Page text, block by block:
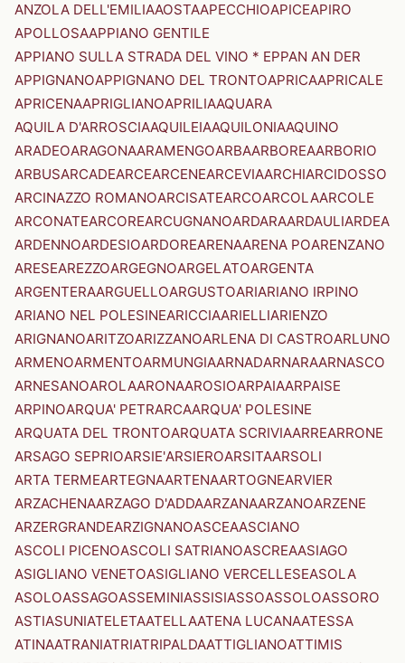
ANZOLA DELL'EMILIAAOSTAAPECCHIOAPICEAPIRO
APOLLOSAAPPIANO GENTILE
APPIANO SULLA STRADA DEL VINO * EPPAN AN DER
APPIGNANOAPPIGNANO DEL TRONTOAPRICAAPRICALE
APRICENAAPRIGLIANOAPRILIAAQUARA
AQUILA D'ARROSCIAAQUILEIAAQUILONIAAQUINO
ARADEOARAGONAARAMENGOARBAARBOREAARBORIO
ARBUSARCADEARCEARCENEARCEVIAARCHIARCIDOSSO
ARCINAZZO ROMANOARCISATEARCOARCOLAARCOLE
ARCONATEARCOREARCUGNANOARDARAARDAULIARDEA
ARDENNOARDESIOARDOREARENAARENA POARENZANO
ARESEAREZZOARGEGNOARGELATOARGENTA
ARGENTERAARGUELLOARGUSTOARIARIANO IRPINO
ARIANO NEL POLESINEARICCIAARIELLIARIENZO
ARIGNANOARITZOARIZZANOARLENA DI CASTROARLUNO
ARMENOARMENTOARMUNGIAARNADARNARAARNASCO
ARNESANOAROLAARONAAROSIOARPAIAARPAISE
ARPINOARQUA' PETRARCAARQUA' POLESINE
ARQUATA DEL TRONTOARQUATA SCRIVIAARREARRONE
ARSAGO SEPRIOARSIE'ARSIEROARSITAARSOLI
ARTA TERMEARTEGNAARTENAARTOGNEARVIER
ARZACHENAARZAGO D'ADDAARZANAARZANOARZENE
ARZERGRANDEARZIGNANOASCEAASCIANO
ASCOLI PICENOASCOLI SATRIANOASCREAASIAGO
ASIGLIANO VENETOASIGLIANO VERCELLESEASOLA
ASOLOASSAGOASSEMINIASSISIASSOASSOLOASSORO
ASTIASUNIATELETAATELLAATENA LUCANAATESSA
ATINAATRANIATRIATRIPALDAATTIGLIANOATTIMIS